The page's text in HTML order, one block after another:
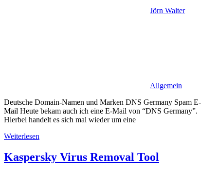
Jörn Walter
Allgemein
Deutsche Domain-Namen und Marken DNS Germany Spam E-
Mail Heute bekam auch ich eine E-Mail von “DNS Germany”.
Hierbei handelt es sich mal wieder um eine
Weiterlesen
Kaspersky Virus Removal Tool